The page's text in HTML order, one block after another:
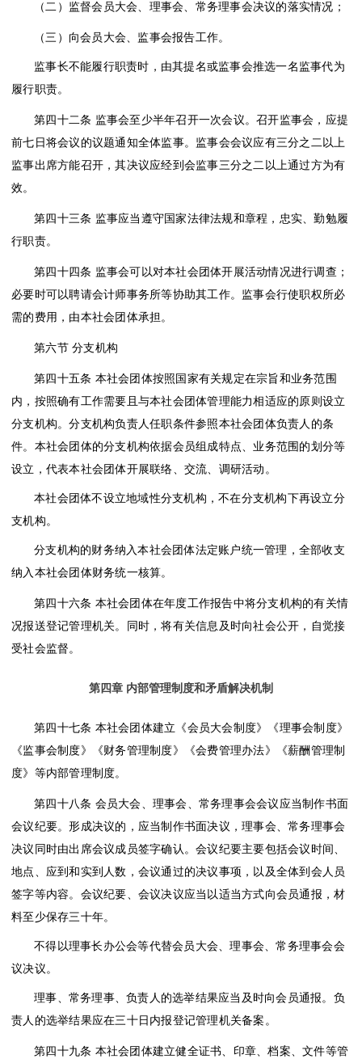
（二）监督会员大会、理事会、常务理事会决议的落实情况；
（三）向会员大会、监事会报告工作。
监事长不能履行职责时，由其提名或监事会推选一名监事代为
履行职责。
第四十二条 监事会至少半年召开一次会议。召开监事会，应提
前七日将会议的议题通知全体监事。监事会会议应有三分之二以上
监事出席方能召开，其决议应经到会监事三分之二以上通过方为有
效。
第四十三条 监事应当遵守国家法律法规和章程，忠实、勤勉履
行职责。
第四十四条 监事会可以对本社会团体开展活动情况进行调查；
必要时可以聘请会计师事务所等协助其工作。监事会行使职权所必
需的费用，由本社会团体承担。
第六节 分支机构
第四十五条 本社会团体按照国家有关规定在宗旨和业务范围
内，按照确有工作需要且与本社会团体管理能力相适应的原则设立
分支机构。分支机构负责人任职条件参照本社会团体负责人的条
件。本社会团体的分支机构依据会员组成特点、业务范围的划分等
设立，代表本社会团体开展联络、交流、调研活动。
本社会团体不设立地域性分支机构，不在分支机构下再设立分
支机构。
分支机构的财务纳入本社会团体法定账户统一管理，全部收支
纳入本社会团体财务统一核算。
第四十六条 本社会团体在年度工作报告中将分支机构的有关情
况报送登记管理机关。同时，将有关信息及时向社会公开，自觉接
受社会监督。
第四章 内部管理制度和矛盾解决机制
第四十七条 本社会团体建立《会员大会制度》《理事会制度》
《监事会制度》《财务管理制度》《会费管理办法》《薪酬管理制
度》等内部管理制度。
第四十八条 会员大会、理事会、常务理事会会议应当制作书面
会议纪要。形成决议的，应当制作书面决议，理事会、常务理事会
决议同时由出席会议成员签字确认。会议纪要主要包括会议时间、
地点、应到和实到人数，会议通过的决议事项，以及全体到会人员
签字等内容。会议纪要、会议决议应当以适当方式向会员通报，材
料至少保存三十年。
不得以理事长办公会等代替会员大会、理事会、常务理事会会
议决议。
理事、常务理事、负责人的选举结果应当及时向会员通报。负
责人的选举结果应在三十日内报登记管理机关备案。
第四十九条 本社会团体建立健全证书、印章、档案、文件等管